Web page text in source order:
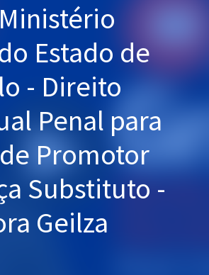
Estado de
- Direito
Penal para
Promotor
Substituto -
Geilza